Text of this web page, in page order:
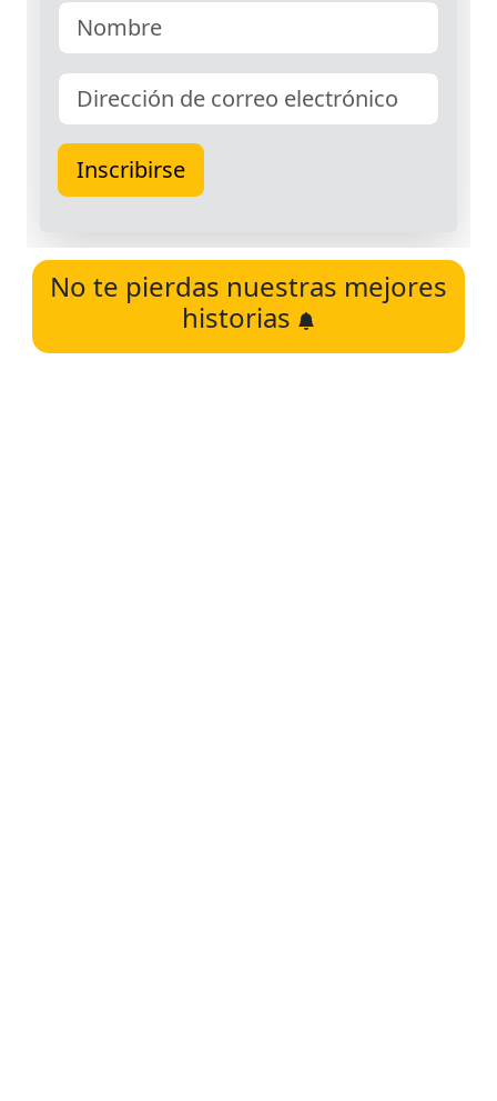
No te pierdas nuestras mejores
historias